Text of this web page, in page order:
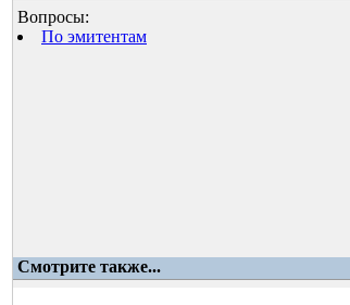
Вопросы:
По эмитентам
Смотрите также...